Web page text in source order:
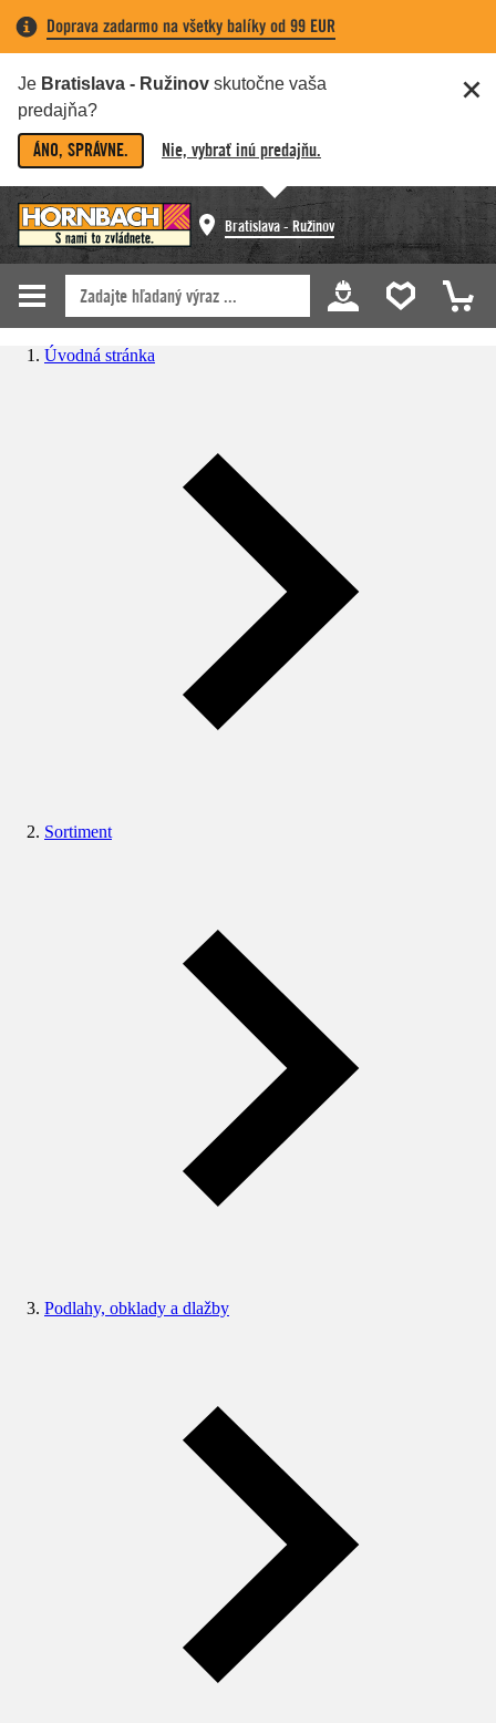
Doprava zadarmo na všetky balíky od 99 EUR
Je Bratislava - Ružinov skutočne vaša
predajňa?
ÁNO, SPRÁVNE. Nie, vybrať inú predajňu.
Bratislava - Ružinov
Úvodná stránka
Sortiment
Podlahy, obklady a dlažby